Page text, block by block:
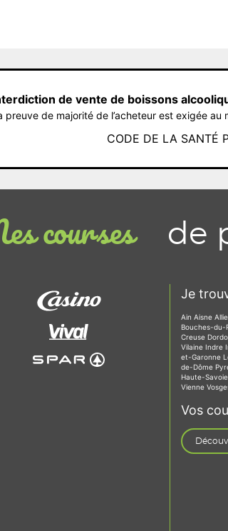
de vente de boissons
preuve de majorité de l’acheteur est exigée au
CODE DE LA SANTÉ
courses de
Je
Ain Aisne
Bouches-du-
Creuse
Vilaine Indre
et-Garonne
de-Dôme
Haute-Savoie
Vienne
Vos